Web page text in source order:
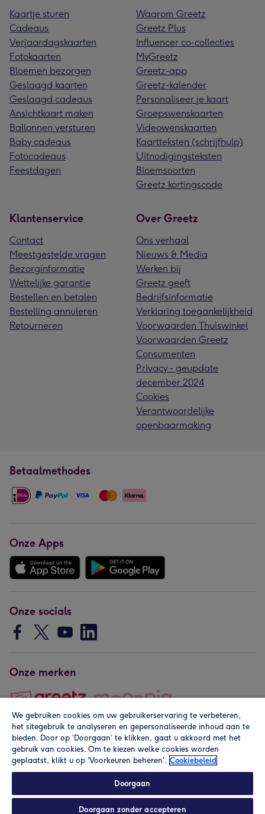
Kaartje sturen
Cadeaus
Verjaardagskaarten
Fotokaarten
Bloemen bezorgen
Geslaagd kaarten
Geslaagd cadeaus
Ansichtkaart maken
Ballonnen versturen
Baby cadeaus
Fotocadeaus
Feestdagen
Waarom Greetz
Greetz Plus
Influencer co-collecties
MyGreetz
Greetz-app
Greetz-kalender
Personaliseer je kaart
Groepswenskaarten
Videowenskaarten
Kaartteksten (schrijfhulp)
Uitnodigingsteksten
Bloemsoorten
Greetz kortingscode
Klantenservice
Contact
Meestgestelde vragen
Bezorginformatie
Wettelijke garantie
Bestellen en betalen
Bestelling annuleren
Retourneren
Over Greetz
Ons verhaal
Nieuws & Media
Werken bij
Greetz geeft
Bedrijfsinformatie
Verklaring toegankelijkheid
Voorwaarden Thuiswinkel
Voorwaarden Greetz
Consumenten
Privacy - geupdate
december 2024
Cookies
Verantwoordelijke
openbaarmaking
Betaalmethodes
Onze Apps
Onze socials
Onze merken
Copyright © 2026 by Greetz
Alle prijzen zijn inclusief btw en andere heffingen. Lees de
We gebruiken cookies om uw gebruikerservaring te verbeteren,
het sitegebruik te analyseren en gepersonaliseerde inhoud aan te
bieden. Door op ‘Doorgaan’ te klikken, gaat u akkoord met het
gebruik van cookies. Om te kiezen welke cookies worden
geplaatst, klikt u op 'Voorkeuren beheren'. Cookiebeleid
Doorgaan
Doorgaan zonder accepteren